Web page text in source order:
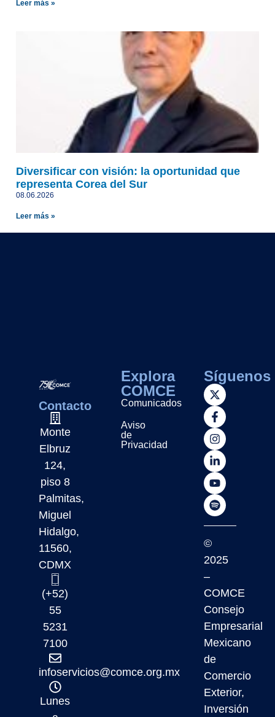
Leer más »
Diversificar con visión: la oportunidad que
representa Corea del Sur
08.06.2026
Leer más »
Contacto
Monte
Elbruz
124,
piso 8
Palmitas,
Miguel
Hidalgo,
11560,
CDMX
(+52)
55
5231
7100
infoservicios@comce.org.mx
Lunes
Explora
COMCE
Comunicados
Aviso
de
Privacidad
Síguenos
©
2025
–
COMCE
Consejo
Empresarial
Mexicano
de
Comercio
Exterior,
Inversión